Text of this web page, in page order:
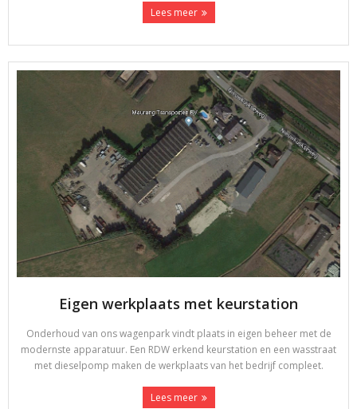
Lees meer
Eigen werkplaats met keurstation
Onderhoud van ons wagenpark vindt plaats in eigen beheer met de
modernste apparatuur. Een RDW erkend keurstation en een wasstraat
met dieselpomp maken de werkplaats van het bedrijf compleet.
Lees meer